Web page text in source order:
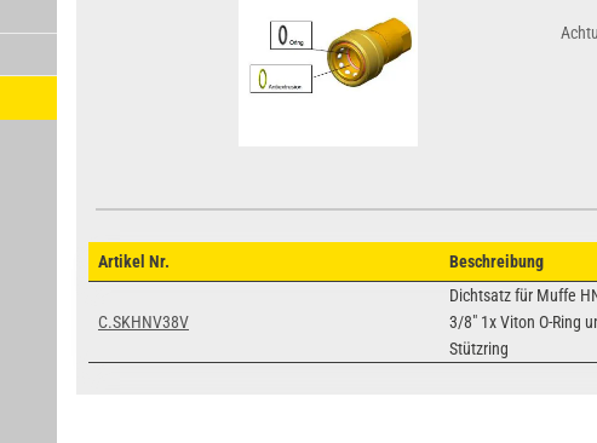
Artikel Nr. Beschreibung
C.SKHNV38V
Dichtsatz für Muffe
3/8" 1x Viton O-Ring
Stützring